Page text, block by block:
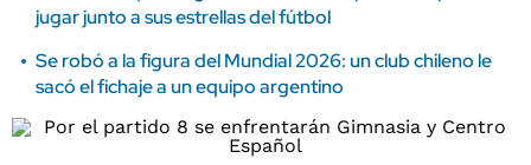
jugar junto a sus estrellas del fútbol
Se robó a la figura del Mundial 2026: un club chileno le
sacó el fichaje a un equipo argentino